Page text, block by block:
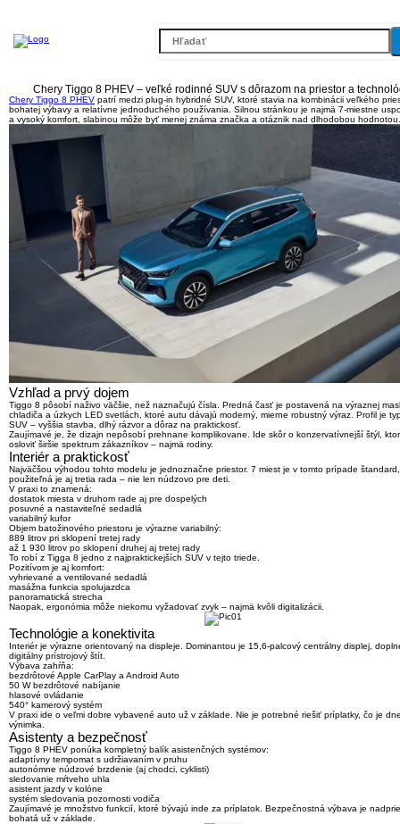
Chery Tiggo 8 PHEV – veľké rodinné SUV s dôrazom na priestor a
Chery Tiggo 8 PHEV patrí medzi plug-in hybridné SUV, ktoré stavia na kombinácii veľkého
bohatej výbavy a relatívne jednoduchého používania. Silnou stránkou je najmä 7-miestne
a vysoký komfort , slabinou môže byť menej známa značka a otáznik nad dlhodobou hodnotou.
Vzhľad a prvý dojem
Tiggo 8 pôsobí naživo väčšie, než naznačujú čísla. Predná časť je postavená na výraznej
chladiča a úzkych LED svetlách, ktoré autu dávajú moderný, mierne robustný výraz. Profil je
SUV – vyššia stavba, dlhý rázvor a dôraz na praktickosť.
Zaujímavé je, že dizajn nepôsobí prehnane komplikovane. Ide skôr o konzervatívnejší štýl ,
osloviť širšie spektrum zákazníkov – najmä rodiny.
Interiér a praktickosť
Najväčšou výhodou tohto modelu je jednoznačne priestor. 7 miest je v tomto prípade štandard
použiteľná je aj tretia rada – nie len núdzovo pre deti.
V praxi to znamená:
dostatok miesta v druhom rade aj pre dospelých
posuvné a nastaviteľné sedadlá
variabilný kufor
Objem batožinového priestoru je výrazne variabilný:
889 litrov pri sklopení tretej rady
až 1 930 litrov po sklopení druhej aj tretej rady
To robí z Tigga 8 jedno z najpraktickejších SUV v tejto triede.
Pozitívom je aj komfort:
vyhrievané a ventilované sedadlá
masážna funkcia spolujazdca
panoramatická strecha
Naopak, ergonómia môže niekomu vyžadovať zvyk – najmä kvôli digitalizácii.
Technológie a konektivita
Interiér je výrazne orientovaný na displeje. Dominantou je 15,6-palcový centrálny displej ,
digitálny prístrojový štít.
Výbava zahŕňa:
bezdrôtové Apple CarPlay a Android Auto
50 W bezdrôtové nabíjanie
hlasové ovládanie
540° kamerový systém
V praxi ide o veľmi dobre vybavené auto už v základe. Nie je potrebné riešiť príplatky, čo je
výnimka.
Asistenty a bezpečnosť
Tiggo 8 PHEV ponúka kompletný balík asistenčných systémov:
adaptívny tempomat s udržiavaním v pruhu
autonómne núdzové brzdenie (aj chodci, cyklisti)
sledovanie mŕtveho uhla
asistent jazdy v kolóne
systém sledovania pozornosti vodiča
Zaujímavé je množstvo funkcií, ktoré bývajú inde za príplatok. Bezpečnostná výbava je
bohatá už v základe